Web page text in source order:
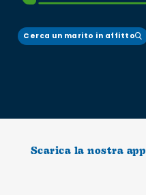
Cerca un marito in affitto
Scarica la nostra app